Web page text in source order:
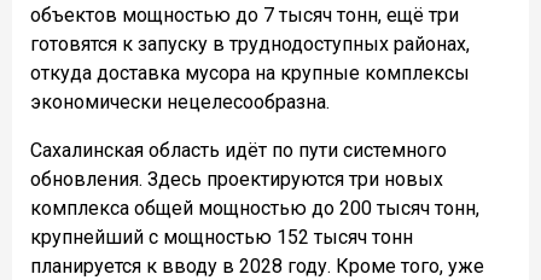
объектов мощностью до 7 тысяч тонн, ещё три
готовятся к запуску в труднодоступных районах,
откуда доставка мусора на крупные комплексы
экономически нецелесообразна.
Сахалинская область идёт по пути системного
обновления. Здесь проектируются три новых
комплекса общей мощностью до 200 тысяч тонн,
крупнейший с мощностью 152 тысяч тонн
планируется к вводу в 2028 году. Кроме того, уже